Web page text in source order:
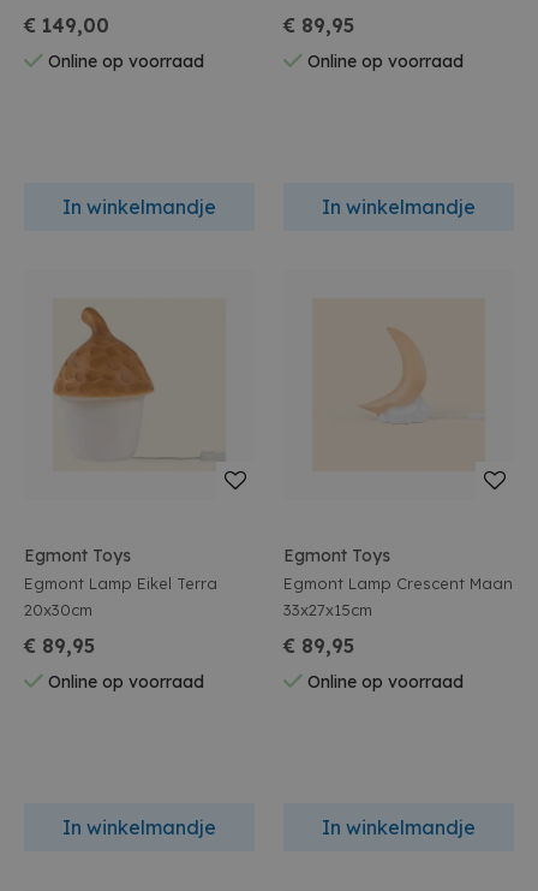
€ 149,00
Online op voorraad
In winkelmandje
€ 89,95
Online op voorraad
In winkelmandje
Egmont Toys
Egmont Lamp Eikel Terra
20x30cm
€ 89,95
Online op voorraad
In winkelmandje
Egmont Toys
Egmont Lamp Crescent Maan
33x27x15cm
€ 89,95
Online op voorraad
In winkelmandje